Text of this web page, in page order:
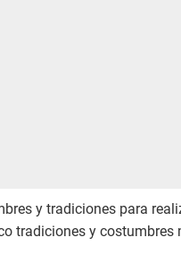
y tradiciones para
tradiciones y